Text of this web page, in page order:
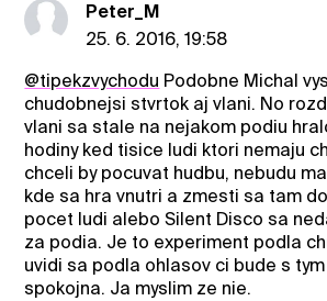
Peter_M
25. 6. 2016, 19:58
@tipekzvychodu Podobne Michal
chudobnejsi stvrtok aj vlani. No
vlani sa stale na nejakom podiu
hodiny ked tisice ludi ktori nemaju
chceli by pocuvat hudbu, nebudu
kde sa hra vnutri a zmesti sa tam
pocet ludi alebo Silent Disco sa
za podia. Je to experiment podla
uvidi sa podla ohlasov ci bude s
spokojna. Ja myslim ze nie.